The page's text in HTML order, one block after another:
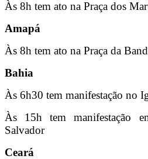
Às 8h tem ato na Praça dos
Amapá
Às 8h tem ato na Praça da
Bahia
Às 6h30 tem manifestação no
Às 15h tem manifestação
Salvador
Ceará